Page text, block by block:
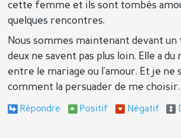
cette femme et ils sont tombés
quelques rencontres.
Nous sommes maintenant devant un
deux ne savent pas plus loin. Elle a du
entre le mariage ou l'amour. Et je ne
comment la persuader de me choisir.